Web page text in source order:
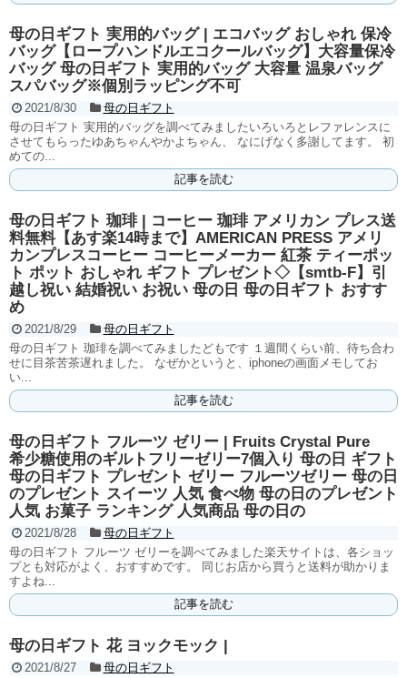
母の日ギフト 実用的バッグ | エコバッグ おしゃれ 保冷
バッグ【ロープハンドルエコクールバッグ】大容量保冷
バッグ 母の日ギフト 実用的バッグ 大容量 温泉バッグ
スパバッグ※個別ラッピング不可
2021/8/30
母の日ギフト
母の日ギフト 実用的バッグを調べてみましたいろいろとレファレンスに
させてもらったゆあちゃんやかよちゃん、 なにげなく多謝してます。 初
めての...
記事を読む
母の日ギフト 珈琲 | コーヒー 珈琲 アメリカン プレス送
料無料【あす楽14時まで】AMERICAN PRESS アメリ
カンプレスコーヒー コーヒーメーカー 紅茶 ティーポッ
ト ポット おしゃれ ギフト プレゼント◇【smtb-F】引
越し祝い 結婚祝い お祝い 母の日 母の日ギフト おすす
め
2021/8/29
母の日ギフト
母の日ギフト 珈琲を調べてみましたどもです １週間くらい前、待ち合わ
せに目茶苦茶遅れました。 なぜかというと、iphoneの画面メモしてお
い...
記事を読む
母の日ギフト フルーツ ゼリー | Fruits Crystal Pure
希少糖使用のギルトフリーゼリー7個入り 母の日 ギフト
母の日ギフト プレゼント ゼリー フルーツゼリー 母の日
のプレゼント スイーツ 人気 食べ物 母の日のプレゼント
人気 お菓子 ランキング 人気商品 母の日の
2021/8/28
母の日ギフト
母の日ギフト フルーツ ゼリーを調べてみました楽天サイトは、各ショッ
プとも対応がよく、おすすめです。 同じお店から買うと送料が助かりま
すよね...
記事を読む
母の日ギフト 花 ヨックモック |
2021/8/27 母の日ギフト